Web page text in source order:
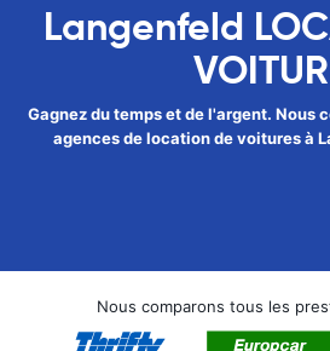
Langenfeld
Gagnez du temps et de l'argent. Nous
agences de location de voitures à
Nous comparons tous les